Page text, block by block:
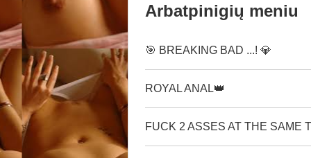
Arbatpinigių meniu
🎯 BREAKING BAD ...! 💎
ROYAL ANAL👑
FUCK 2 ASSES AT THE SAME